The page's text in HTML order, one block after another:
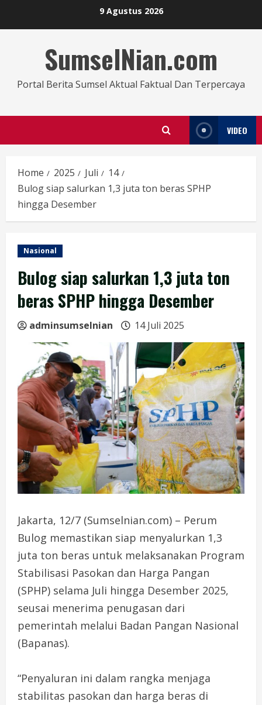
9 Agustus 2026
SumselNian.com
Portal Berita Sumsel Aktual Faktual Dan Terpercaya
VIDEO
Home 2025 Juli
14
Bulog siap salurkan 1,3 juta ton beras SPHP
hingga Desember
Nasional
Bulog siap salurkan 1,3 juta ton
beras SPHP hingga Desember
adminsumselnian 14 Juli 2025
Jakarta, 12/7 (Sumselnian.com) – Perum
Bulog memastikan siap menyalurkan 1,3
juta ton beras untuk melaksanakan Program
Stabilisasi Pasokan dan Harga Pangan
(SPHP) selama Juli hingga Desember 2025,
seusai menerima penugasan dari
pemerintah melalui Badan Pangan Nasional
(Bapanas).
“Penyaluran ini dalam rangka menjaga
stabilitas pasokan dan harga beras di